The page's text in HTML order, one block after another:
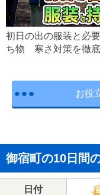
初日の出の服装と必
ち物 寒さ対策を徹
お役
御宿町の10日間
日付